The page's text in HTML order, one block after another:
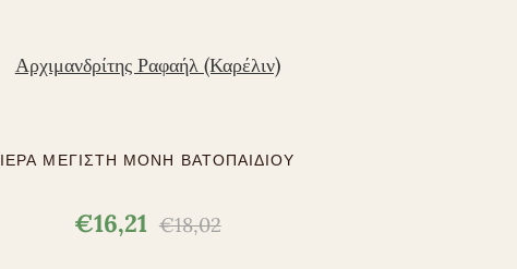
Αρχιμανδρίτης Ραφαήλ (Καρέλιν)
ΙΕΡΆ ΜΕΓΊΣΤΗ ΜΟΝΉ ΒΑΤΟΠΑΙΔΊΟΥ
€16,21 €18,02